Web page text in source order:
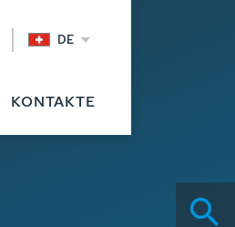
DE
KONTAKTE